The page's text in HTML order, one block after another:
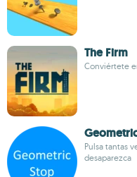
The Firm
Conviértete
Pulsa tantas
desaparezca